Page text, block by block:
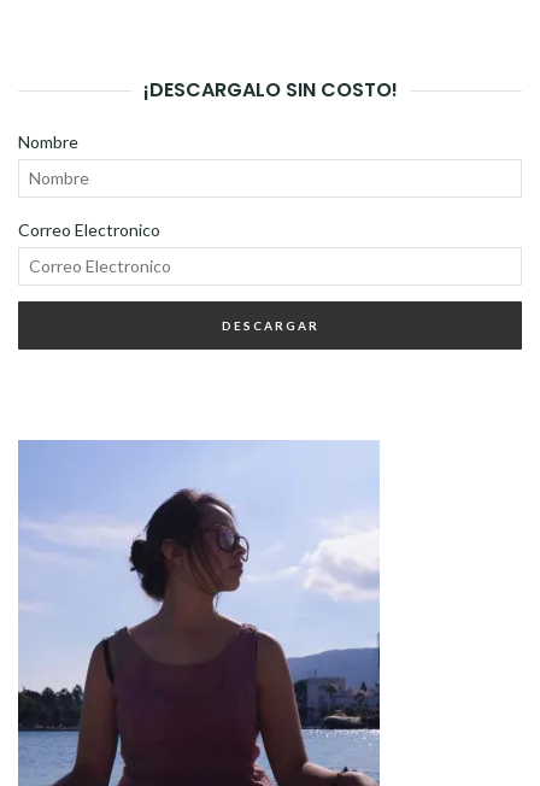
¡DESCARGALO SIN COSTO!
Nombre
Correo Electronico